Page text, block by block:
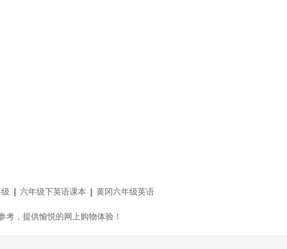
六年级下英语课本
黄冈六年级英语
，提供愉悦的网上购物体验！